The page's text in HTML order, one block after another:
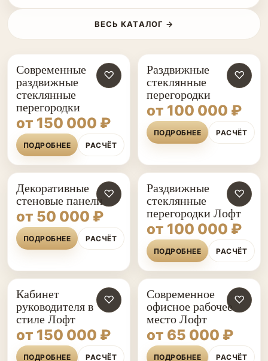
ВЕСЬ КАТАЛОГ →
♡
Современные
раздвижные
стеклянные
перегородки
от 150 000 ₽
ПОДРОБНЕЕ РАСЧЁТ
♡
Раздвижные
стеклянные
перегородки
от 100 000 ₽
ПОДРОБНЕЕ РАСЧЁТ
♡
Декоративные
стеновые панели
от 50 000 ₽
ПОДРОБНЕЕ РАСЧЁТ
♡
Раздвижные
стеклянные
перегородки Лофт
от 100 000 ₽
ПОДРОБНЕЕ РАСЧЁТ
♡
Кабинет
руководителя в
стиле Лофт
от 150 000 ₽
ПОДРОБНЕЕ РАСЧЁТ
♡
Современное
офисное рабочее
место Лофт
от 65 000 ₽
ПОДРОБНЕЕ РАСЧЁТ